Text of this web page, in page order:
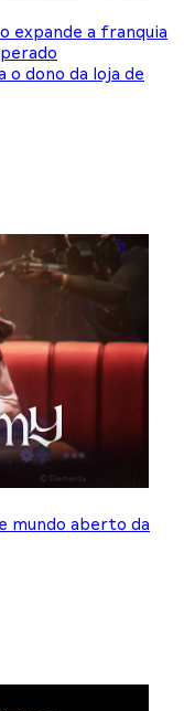
expande a franquia
o dono da loja de
mundo aberto da